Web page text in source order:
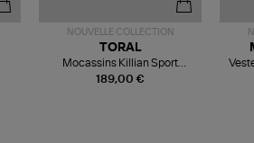
NOUVELLE COLLECTION
189,00 €
TORAL
Mocassins Killian Sport
Mousse